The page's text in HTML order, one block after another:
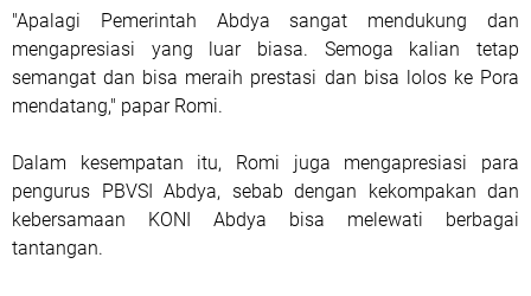
"Apalagi Pemerintah Abdya sangat mendukung dan
mengapresiasi yang luar biasa. Semoga kalian tetap
semangat dan bisa meraih prestasi dan bisa lolos ke Pora
mendatang," papar Romi.
Dalam kesempatan itu, Romi juga mengapresiasi para
pengurus PBVSI Abdya, sebab dengan kekompakan dan
kebersamaan KONI Abdya bisa melewati berbagai
tantangan.